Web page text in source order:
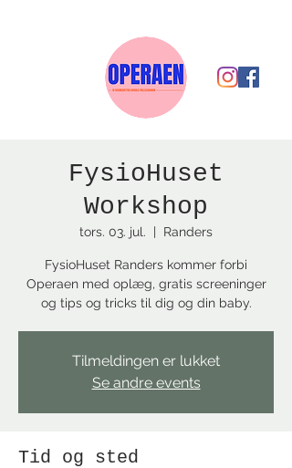
FysioHuset
Workshop
tors. 03. jul.
  |
Randers
FysioHuset Randers kommer forbi
Operaen med oplæg, gratis screeninger
og tips og tricks til dig og din baby.
Tilmeldingen er lukket
Se andre events
Tid og sted